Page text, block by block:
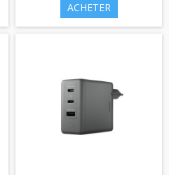
ACHETER